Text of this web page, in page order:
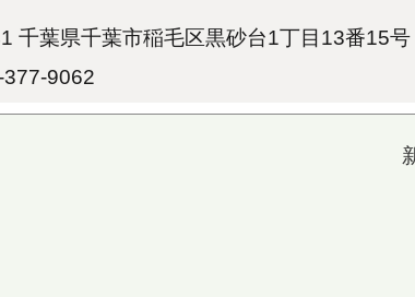
千葉県千葉市稲毛区黒砂台1丁目13番15
9062